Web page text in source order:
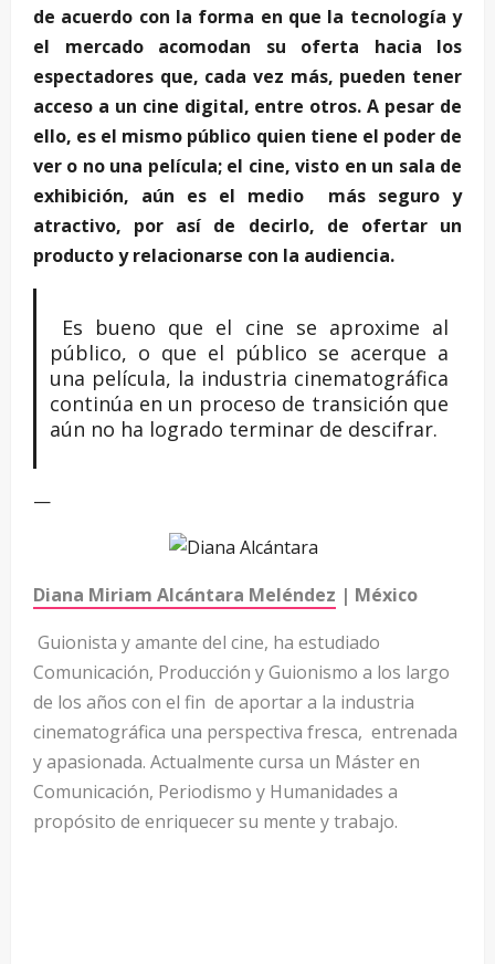
de acuerdo con la forma en que la tecnología y
el mercado acomodan su oferta hacia los
espectadores que, cada vez más, pueden tener
acceso a un cine digital, entre otros. A pesar de
ello, es el mismo público quien tiene el poder de
ver o no una película; el cine, visto en un sala de
exhibición, aún es el medio más seguro y
atractivo, por así de decirlo, de ofertar un
producto y relacionarse con la audiencia.
Es bueno que el cine se aproxime al
público, o que el público se acerque a
una película, la industria cinematográfica
continúa en un proceso de transición que
aún no ha logrado terminar de descifrar.
—
Diana Miriam Alcántara Meléndez | México
Guionista y amante del cine, ha estudiado
Comunicación, Producción y Guionismo a los largo
de los años con el fin de aportar a la industria
cinematográfica una perspectiva fresca, entrenada
y apasionada. Actualmente cursa un Máster en
Comunicación, Periodismo y Humanidades a
propósito de enriquecer su mente y trabajo.